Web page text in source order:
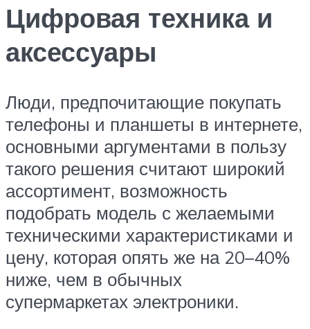
Цифровая техника и
аксессуары
Люди, предпочитающие покупать
телефоны и планшеты в интернете,
основными аргументами в пользу
такого решения считают широкий
ассортимент, возможность
подобрать модель с желаемыми
техническими характеристиками и
цену, которая опять же на 20–40%
ниже, чем в обычных
супермаркетах электроники.